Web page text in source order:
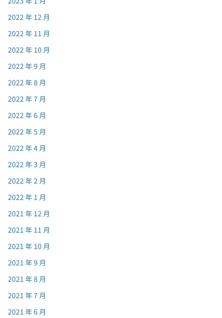
2022 年 12 月
2022 年 11 月
2022 年 10 月
2022 年 9 月
2022 年 8 月
2022 年 7 月
2022 年 6 月
2022 年 5 月
2022 年 4 月
2022 年 3 月
2022 年 2 月
2022 年 1 月
2021 年 12 月
2021 年 11 月
2021 年 10 月
2021 年 9 月
2021 年 8 月
2021 年 7 月
2021 年 6 月